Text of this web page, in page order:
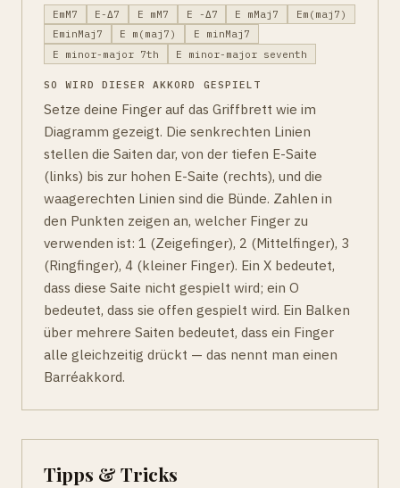
EmM7
E-Δ7 E mM7 E -Δ7 E mMaj7
Em(maj7)
EminMaj7
E m(maj7)
E minMaj7
E minor-major 7th
E minor-major seventh
SO WIRD DIESER AKKORD GESPIELT
Setze deine Finger auf das Griffbrett wie im
Diagramm gezeigt. Die senkrechten Linien
stellen die Saiten dar, von der tiefen E-Saite
(links) bis zur hohen E-Saite (rechts), und die
waagerechten Linien sind die Bünde. Zahlen in
den Punkten zeigen an, welcher Finger zu
verwenden ist: 1 (Zeigefinger), 2 (Mittelfinger), 3
(Ringfinger), 4 (kleiner Finger). Ein X bedeutet,
dass diese Saite nicht gespielt wird; ein O
bedeutet, dass sie offen gespielt wird. Ein Balken
über mehrere Saiten bedeutet, dass ein Finger
alle gleichzeitig drückt — das nennt man einen
Barréakkord.
Tipps & Tricks